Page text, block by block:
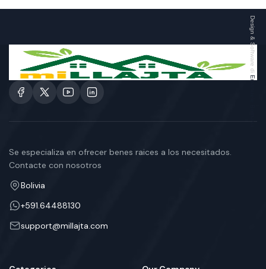
Design & Software di
Se especializa en ofrecer benes raices a los necesitados.
Contacte con nosotros
Bolivia
+591.64488130
support@millajta.com